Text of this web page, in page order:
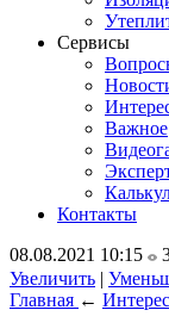
Сервисы
Важное
Контакты
08.08.2021 10:15
Увеличить |
Главная ←